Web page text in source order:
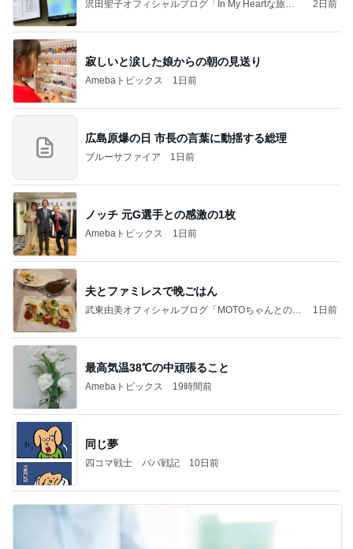
沢田聖子オフィシャルブログ「In My Heartな旅日
2日前
寂しいと涙した娘からの朝の見送り
Amebaトピックス 1日前
広島原爆の日 市長の言葉に動揺する総理
ブルーサファイア 1日前
ノッチ 元G選手との感激の1枚
Amebaトピックス 1日前
夫とファミレスで晩ごはん
武東由美オフィシャルブログ「MOTOちゃんとのは
1日前
最高気温38℃の中頑張ること
Amebaトピックス 19時間前
同じ夢
四コマ戦士 パパ戦記 10日前